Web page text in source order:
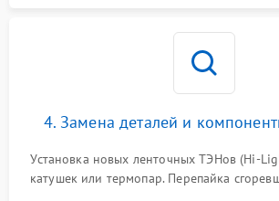
4. Замена деталей и
Установка новых ленточных ТЭНов (Hi-
катушек или термопар. Перепайка